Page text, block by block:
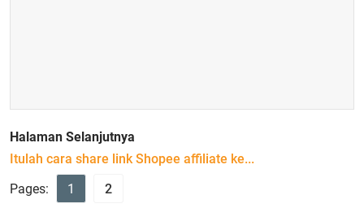
Halaman Selanjutnya
Itulah cara share link Shopee affiliate ke...
Pages:
1 2